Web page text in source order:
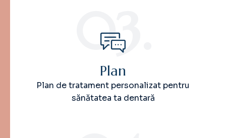
03.
Plan
Plan de tratament personalizat pentru
sănătatea ta dentară